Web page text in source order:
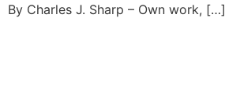
By Charles J. Sharp – Own work, […]